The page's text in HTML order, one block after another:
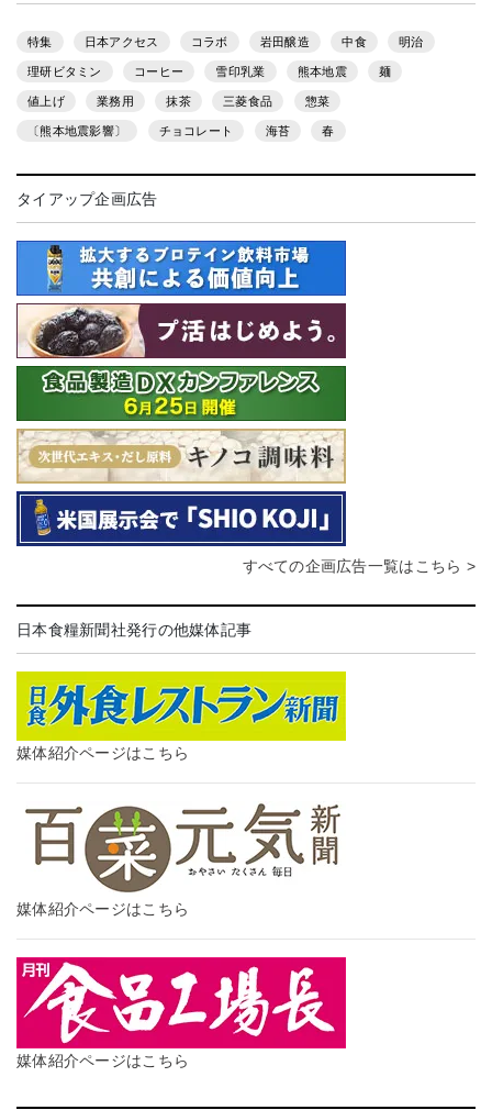
特集 日本アクセス コラボ 岩田醸造 中食 明治
理研ビタミン コーヒー 雪印乳業 熊本地震 麺
値上げ 業務用 抹茶 三菱食品 惣菜
〔熊本地震影響〕 チョコレート 海苔 春
タイアップ企画広告
すべての企画広告一覧はこちら >
日本食糧新聞社発行の他媒体記事
媒体紹介ページはこちら
媒体紹介ページはこちら
媒体紹介ページはこちら